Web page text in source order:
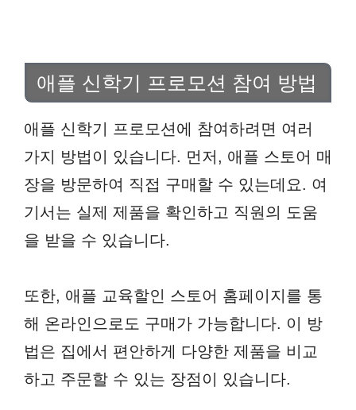
애플 신학기 프로모션 참여 방법
애플 신학기 프로모션에 참여하려면 여러
가지 방법이 있습니다. 먼저, 애플 스토어 매
장을 방문하여 직접 구매할 수 있는데요. 여
기서는 실제 제품을 확인하고 직원의 도움
을 받을 수 있습니다.
또한, 애플 교육할인 스토어 홈페이지를 통
해 온라인으로도 구매가 가능합니다. 이 방
법은 집에서 편안하게 다양한 제품을 비교
하고 주문할 수 있는 장점이 있습니다.